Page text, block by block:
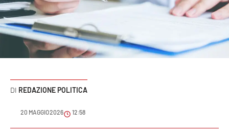
Sanità
Sport
Cultura
Podcast
Meteo
REDAZIONE POLITICA
20 MAGGIO 2026 12:58